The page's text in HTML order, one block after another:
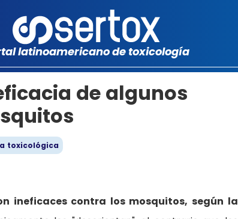
latinoamericano de toxicología
de algunos
toxicológica
ineficaces contra los mosquitos, según la